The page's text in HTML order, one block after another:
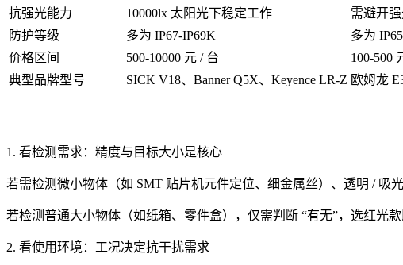
抗强光能力
10000lx 太阳光下稳定工作
需避开
防护等级
多为 IP67-IP69K
多为
价格区间
500-10000 元 / 台
100-500
典型品牌型号
SICK V18、Banner Q5X、Keyence LR-Z 欧姆龙
1. 看检测需求：精度与目标大小是核心
若需检测微小物体（如 SMT 贴片机元件定位、细金属丝）、透明 / 吸
若检测普通大小物体（如纸箱、零件盒），仅需判断 “有无”，选红光
2. 看使用环境：工况决定抗干扰需求